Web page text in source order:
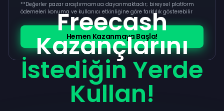
**Değerler pazar araştırmamıza dayanmaktadır; bireysel platform
ödemeleri konuma ve kullanıcı etkinliğine göre farklılık gösterebilir
Hemen Kazanmaya Başla!
Freecash
Kazançlarını
İstediğin Yerde
Kullan!